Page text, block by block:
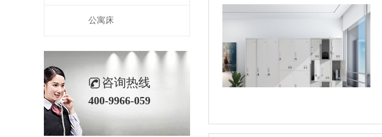
公寓床
咨询热线
400-9966-059